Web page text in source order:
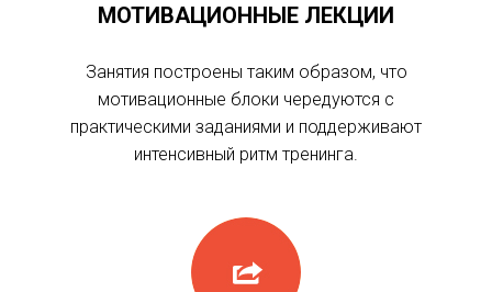
МОТИВАЦИОННЫЕ ЛЕКЦИИ
Занятия построены таким образом, что
мотивационные блоки чередуются с
практическими заданиями и поддерживают
интенсивный ритм тренинга.